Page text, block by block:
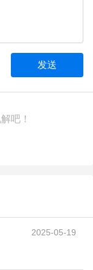
发送
吧！
2025-05-19